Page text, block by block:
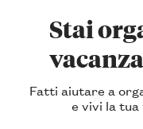
Stai
Fatti aiutare a
e vivi la